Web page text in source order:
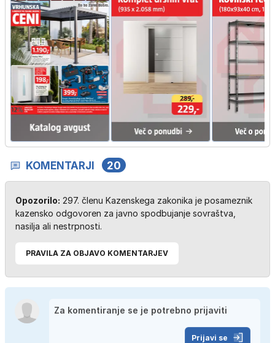
KOMENTARJI 20
Opozorilo: 297. členu Kazenskega zakonika je posameznik
kazensko odgovoren za javno spodbujanje sovraštva,
nasilja ali nestrpnosti.
PRAVILA ZA OBJAVO KOMENTARJEV
Prijavi se